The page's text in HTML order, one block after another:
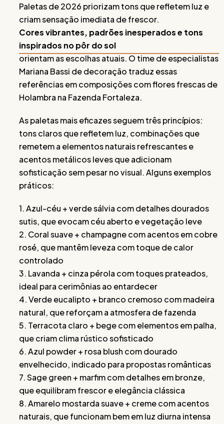
Paletas de 2026 priorizam tons que refletem luz e
criam sensação imediata de frescor.
Cores vibrantes, padrões inesperados e tons
inspirados no pôr do sol
orientam as escolhas atuais. O time de especialistas
Mariana Bassi de decoração traduz essas
referências em composições com flores frescas de
Holambra na Fazenda Fortaleza.
As paletas mais eficazes seguem três princípios:
tons claros que refletem luz, combinações que
remetem a elementos naturais refrescantes e
acentos metálicos leves que adicionam
sofisticação sem pesar no visual. Alguns exemplos
práticos:
1. Azul-céu + verde sálvia com detalhes dourados
sutis, que evocam céu aberto e vegetação leve
2. Coral suave + champagne com acentos em cobre
rosé, que mantêm leveza com toque de calor
controlado
3. Lavanda + cinza pérola com toques prateados,
ideal para cerimônias ao entardecer
4. Verde eucalipto + branco cremoso com madeira
natural, que reforçam a atmosfera de fazenda
5. Terracota claro + bege com elementos em palha,
que criam clima rústico sofisticado
6. Azul powder + rosa blush com dourado
envelhecido, indicado para propostas românticas
7. Sage green + marfim com detalhes em bronze,
que equilibram frescor e elegância clássica
8. Amarelo mostarda suave + creme com acentos
naturais, que funcionam bem em luz diurna intensa